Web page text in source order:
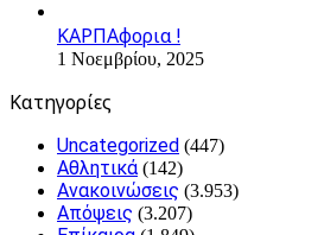
ΚΑΡΠΑφορια !
1 Νοεμβρίου, 2025
Kατηγορίες
Uncategorized (447)
Αθλητικά (142)
Ανακοινώσεις (3.953)
Απόψεις (3.207)